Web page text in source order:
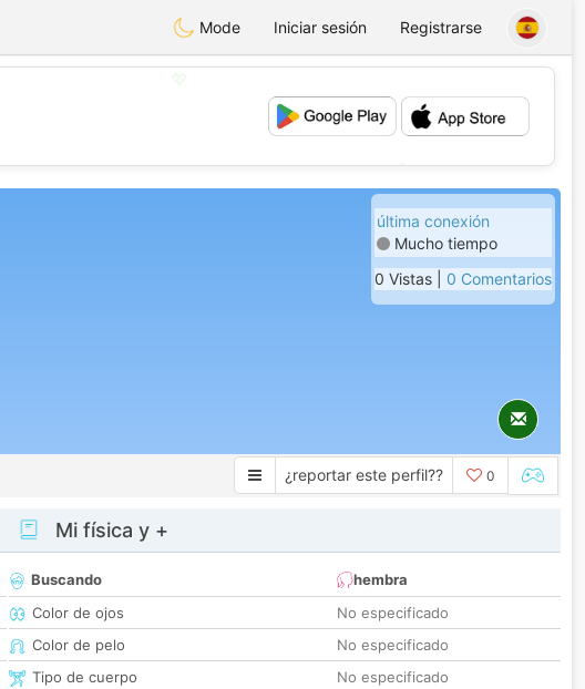
Mode Iniciar sesión Registrarse
💕
última conexión
Mucho tiempo
0 Vistas | 0 Comentarios
¿reportar este perfil?? 0
Mi física y +
Buscando
hembra
Color de ojos
No especificado
Color de pelo
No especificado
Tipo de cuerpo
No especificado